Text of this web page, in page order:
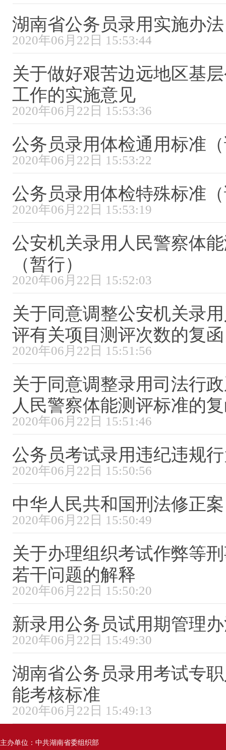
湖南省公务员录用实施办法
2020年06月22日 15:53:44
关于做好艰苦边远地区基
工作的实施意见
2020年06月22日 15:53:36
公务员录用体检通用标准
2020年06月22日 15:53:22
公务员录用体检特殊标准
2020年06月22日 15:53:19
公安机关录用人民警察体
（暂行）
2020年06月22日 15:52:03
关于同意调整公安机关录
评有关项目测评次数的复函
2020年06月22日 15:51:56
关于同意调整录用司法行
人民警察体能测评标准的
2020年06月22日 15:51:46
公务员考试录用违纪违规
2020年06月22日 15:50:56
中华人民共和国刑法修正
2020年06月22日 15:50:49
关于办理组织考试作弊等
若干问题的解释
2020年06月22日 15:50:20
新录用公务员试用期管理
2020年06月22日 15:49:30
湖南省公务员录用考试专
能考核标准
2020年06月22日 15:49:13
主办单位：中共湖南省委组织部